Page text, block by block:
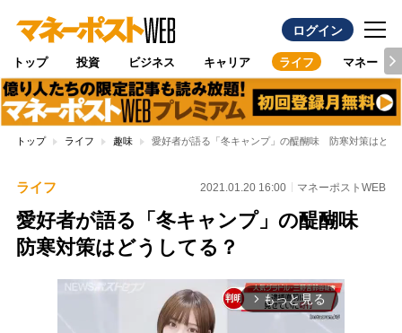
ログイン
トップ 投資 ビジネス キャリア ライフ マネー
トップ ライフ 趣味 愛好者が語る「冬キャンプ」の醍醐味 防寒対策はどう
ライフ 2021.01.20 16:00 マネーポストWEB
愛好者が語る「冬キャンプ」の醍醐味
防寒対策はどうしてる？
arrow_forward_ios もっと見る